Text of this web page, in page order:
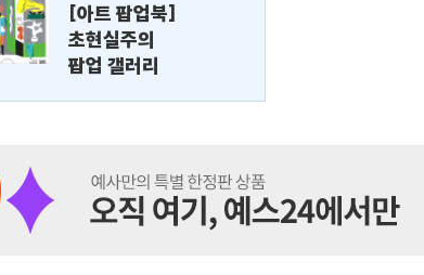
[아트 팝업북]
초현실주의
팝업 갤러리